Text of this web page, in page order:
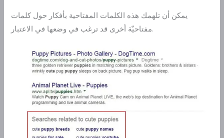
يمكن أن تلهمك هذه الكلمات المفتاحية بأفكار حول كلمات
مفتاحيّة أخرى قد ترغب في وضعها في الاعتبار.